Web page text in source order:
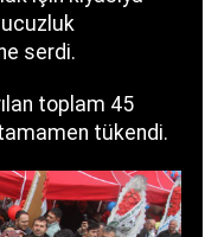
serdi.
toplam 45
tükendi.